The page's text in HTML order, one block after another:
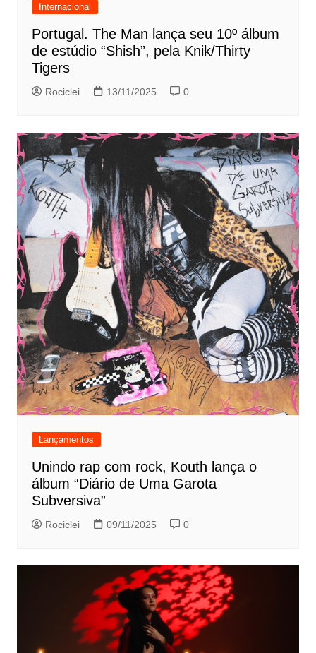
Internacional
Portugal. The Man lança seu 10º álbum
de estúdio “Shish”, pela Knik/Thirty
Tigers
Rociclei 13/11/2025 0
Lançamentos
Unindo rap com rock, Kouth lança o
álbum “Diário de Uma Garota
Subversiva”
Rociclei 09/11/2025 0